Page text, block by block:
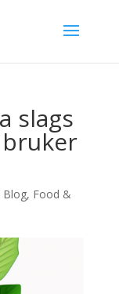
slags
Blog, Food &